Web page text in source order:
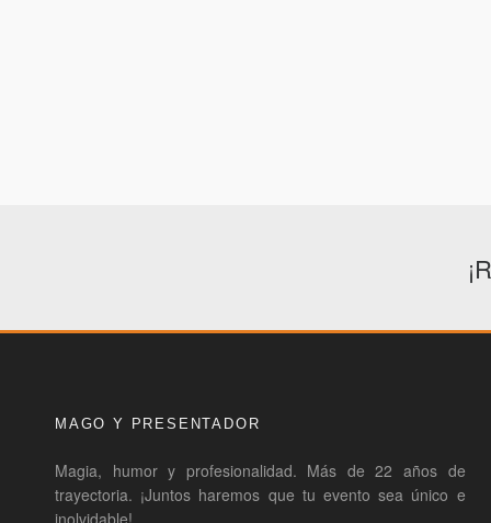
MAGO Y PRESENTADOR
Magia, humor y profesionalidad. Más de 22 años de
trayectoria. ¡Juntos haremos que tu evento sea único e